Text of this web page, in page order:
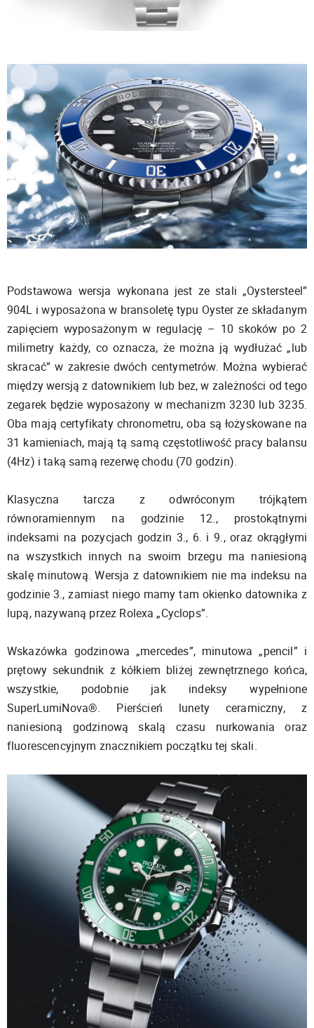
Podstawowa wersja wykonana jest ze stali „Oystersteel”
904L i wyposażona w bransoletę typu Oyster ze składanym
zapięciem wyposażonym w regulację – 10 skoków po 2
milimetry każdy, co oznacza, że można ją wydłużać „lub
skracać” w zakresie dwóch centymetrów. Można wybierać
między wersją z datownikiem lub bez, w zależności od tego
zegarek będzie wyposażony w mechanizm 3230 lub 3235.
Oba mają certyfikaty chronometru, oba są łożyskowane na
31 kamieniach, mają tą samą częstotliwość pracy balansu
(4Hz) i taką samą rezerwę chodu (70 godzin).
Klasyczna tarcza z odwróconym trójkątem
równoramiennym na godzinie 12., prostokątnymi
indeksami na pozycjach godzin 3., 6. i 9., oraz okrągłymi
na wszystkich innych na swoim brzegu ma naniesioną
skalę minutową. Wersja z datownikiem nie ma indeksu na
godzinie 3., zamiast niego mamy tam okienko datownika z
lupą, nazywaną przez Rolexa „Cyclops”.
Wskazówka godzinowa „mercedes”, minutowa „pencil” i
prętowy sekundnik z kółkiem bliżej zewnętrznego końca,
wszystkie, podobnie jak indeksy wypełnione
SuperLumiNova®. Pierścień lunety ceramiczny, z
naniesioną godzinową skalą czasu nurkowania oraz
fluorescencyjnym znacznikiem początku tej skali.